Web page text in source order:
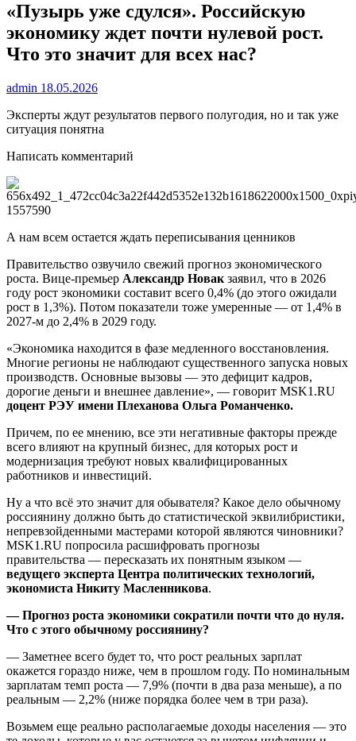
«Пузырь уже сдулся». Российскую
экономику ждет почти нулевой рост.
Что это значит для всех нас?
admin 18.05.2026
Эксперты ждут результатов первого полугодия, но и так уже
ситуация понятна
Написать комментарий
А нам всем остается ждать переписывания ценников
Правительство озвучило свежий прогноз экономического
роста. Вице-премьер Александр Новак заявил, что в 2026
году рост экономики составит всего 0,4% (до этого ожидали
рост в 1,3%). Потом показатели тоже умеренные — от 1,4% в
2027-м до 2,4% в 2029 году.
«Экономика находится в фазе медленного восстановления.
Многие регионы не наблюдают существенного запуска новых
производств. Основные вызовы — это дефицит кадров,
дорогие деньги и внешнее давление», — говорит MSK1.RU
доцент РЭУ имени Плеханова Ольга Романченко.
Причем, по ее мнению, все эти негативные факторы прежде
всего влияют на крупный бизнес, для которых рост и
модернизация требуют новых квалифицированных
работников и инвестиций.
Ну а что всё это значит для обывателя? Какое дело обычному
россиянину должно быть до статистической эквилибристики,
непревзойденными мастерами которой являются чиновники?
MSK1.RU попросила расшифровать прогнозы
правительства — пересказать их понятным языком —
ведущего эксперта Центра политических технологий,
экономиста Никиту Масленникова.
— Прогноз роста экономики сократили почти что до нуля.
Что с этого обычному россиянину?
— Заметнее всего будет то, что рост реальных зарплат
окажется гораздо ниже, чем в прошлом году. По номинальным
зарплатам темп роста — 7,9% (почти в два раза меньше), а по
реальным — 2,2% (ниже порядка более чем в три раза).
Возьмем еще реально располагаемые доходы населения — это